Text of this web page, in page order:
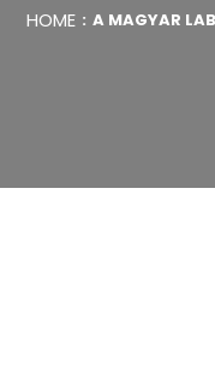
HOME A MAGYAR